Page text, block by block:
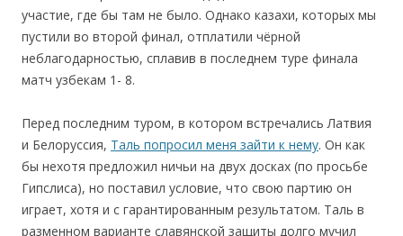
участие, где бы там не было. Однако казахи, которых мы
пустили во второй финал, отплатили чёрной
неблагодарностью, сплавив в последнем туре финала
матч узбекам 1- 8.
Перед последним туром, в котором встречались Латвия
и Белоруссия, Таль попросил меня зайти к нему. Он как
бы нехотя предложил ничьи на двух досках (по просьбе
Гипслиса), но поставил условие, что свою партию он
играет, хотя и с гарантированным результатом. Таль в
разменном варианте славянской защиты долго мучил